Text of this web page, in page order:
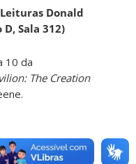
Donald
D, Sala 312)
10 da
The Creation